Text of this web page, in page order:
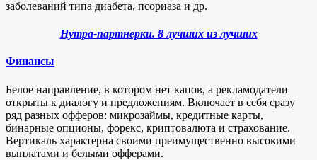
заболеваний типа диабета, псориаза и др.
Нутра-партнерки. 8 лучших из лучших
Финансы
Белое направление, в котором нет капов, а рекламодатели
открыты к диалогу и предложениям. Включает в себя сразу
ряд разных офферов: микрозаймы, кредитные карты,
бинарные опционы, форекс, криптовалюта и страхование.
Вертикаль характерна своими преимущественно высокими
выплатами и белыми офферами.